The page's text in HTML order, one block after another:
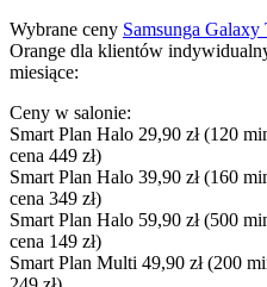
Wybrane ceny Samsunga Galaxy
Orange dla klientów
miesiące:
Ceny w salonie:
Smart Plan Halo 29,90 zł (120
cena 449 zł)
Smart Plan Halo 39,90 zł (160
cena 349 zł)
Smart Plan Halo 59,90 zł (500
cena 149 zł)
Smart Plan Multi 49,90 zł (200